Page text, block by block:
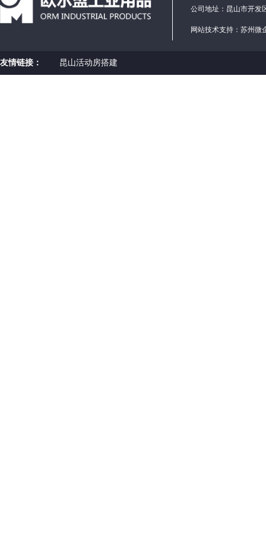
公司地址：昆山市开
网站技术支持： 苏州微
友情链接： 昆山活动房搭建